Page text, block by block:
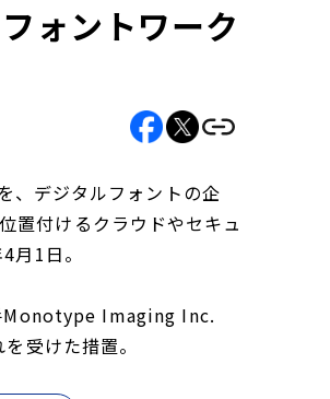
ォントワーク
、デジタルフォントの企
置付けるクラウドやセキュ
1日。
Monotype Imaging Inc.
受けた措置。